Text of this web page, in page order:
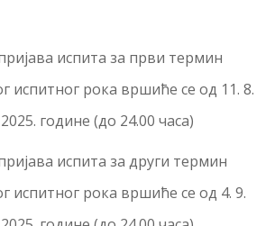
испита за први термин
испитног рока вршиће се од 11. 8.
године (до 24.00 часа)
испита за други термин
испитног рока вршиће се од 4. 9.